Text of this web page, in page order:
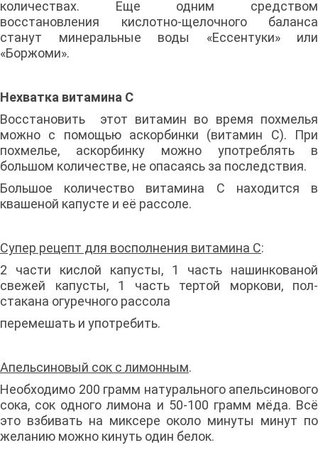
количествах. Еще одним средством
восстановления кислотно-щелочного баланса
станут минеральные воды «Ессентуки» или
«Боржоми».
Нехватка витамина С
Восстановить этот витамин во время похмелья
можно с помощью аскорбинки (витамин С). При
похмелье, аскорбинку можно употреблять в
большом количестве, не опасаясь за последствия.
Большое количество витамина С находится в
квашеной капусте и её рассоле.
Супер рецепт для восполнения витамина С:
2 части кислой капусты, 1 часть нашинкованой
свежей капусты, 1 часть тертой моркови, пол-
стакана огуречного рассола
перемешать и употребить.
Апельсиновый сок с лимонным.
Необходимо 200 грамм натурального апельсинового
сока, сок одного лимона и 50-100 грамм мёда. Всё
это взбивать на миксере около минуты минут по
желанию можно кинуть один белок.